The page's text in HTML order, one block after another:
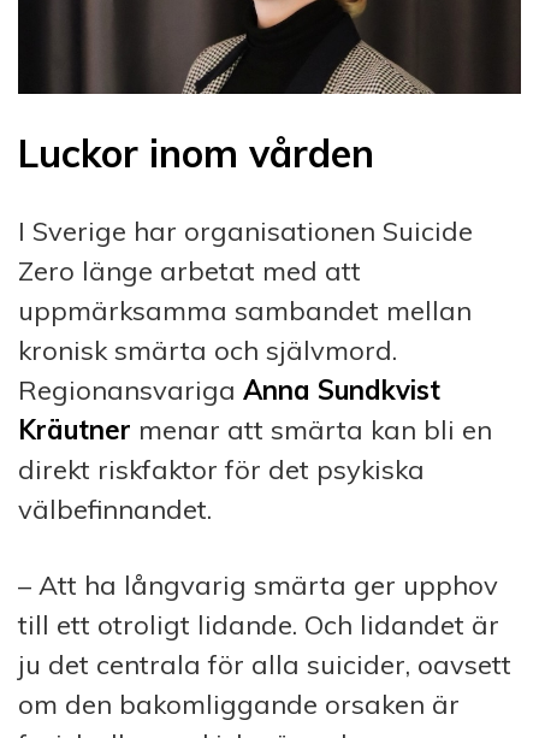
Luckor inom vården
I Sverige har organisationen Suicide
Zero länge arbetat med att
uppmärksamma sambandet mellan
kronisk smärta och självmord.
Regionansvariga Anna Sundkvist
Kräutner menar att smärta kan bli en
direkt riskfaktor för det psykiska
välbefinnandet.
– Att ha långvarig smärta ger upphov
till ett otroligt lidande. Och lidandet är
ju det centrala för alla suicider, oavsett
om den bakomliggande orsaken är